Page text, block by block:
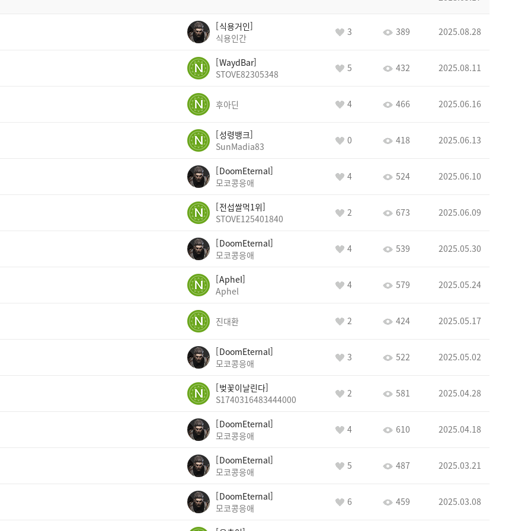
식용거인
식용인간
3 389 2025.08.28
WaydBar
STOVE82305348
5 432 2025.08.11
후아딘 4 466 2025.06.16
성령뱅크
SunMadia83
0 418 2025.06.13
DoomEternal
모코콩응애
4 524 2025.06.10
전섭쌀먹1위
STOVE125401840
2 673 2025.06.09
DoomEternal
모코콩응애
4 539 2025.05.30
ApheI
Aphel
4 579 2025.05.24
진대환 2 424 2025.05.17
DoomEternal
모코콩응애
3 522 2025.05.02
벚꽃이날린다
S1740316483444000
2 581 2025.04.28
DoomEternal
모코콩응애
4 610 2025.04.18
DoomEternal
모코콩응애
5 487 2025.03.21
DoomEternal
모코콩응애
6 459 2025.03.08